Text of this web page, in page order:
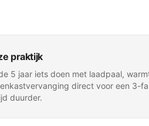
praktijk
5 jaar iets doen met laadpaal,
direct voor een 3-
duurder.